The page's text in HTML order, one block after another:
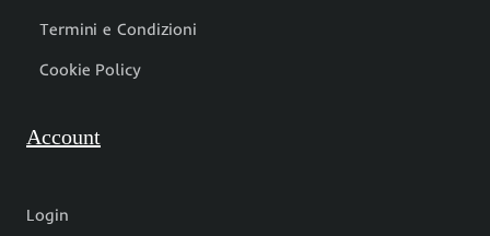
Termini e Condizioni
Cookie Policy
Account
Login